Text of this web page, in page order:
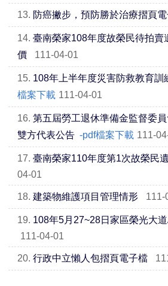
13. 防癌撇步，預防勝於治療摺頁
14. 臺南榮家108年度故榮民待拍賣
價
111-04-01
15. 108年上半年度災害防救教育訓
檔案下載 111-04-01
16. 第五屆勞工退休準備金監督委
雙方代表公告 -pdf檔案下載 111-
17. 臺南榮家110年度第1次故榮民
04-01
18. 建築物維護項目管理情形 111-
19. 108年5月27~28日家區榮光大
111-04-01
20. 行政中立懶人包摺頁電子檔